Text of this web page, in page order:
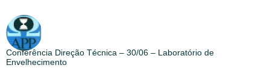
Conferência Direção Técnica – 30/06 – Laboratório de
Envelhecimento